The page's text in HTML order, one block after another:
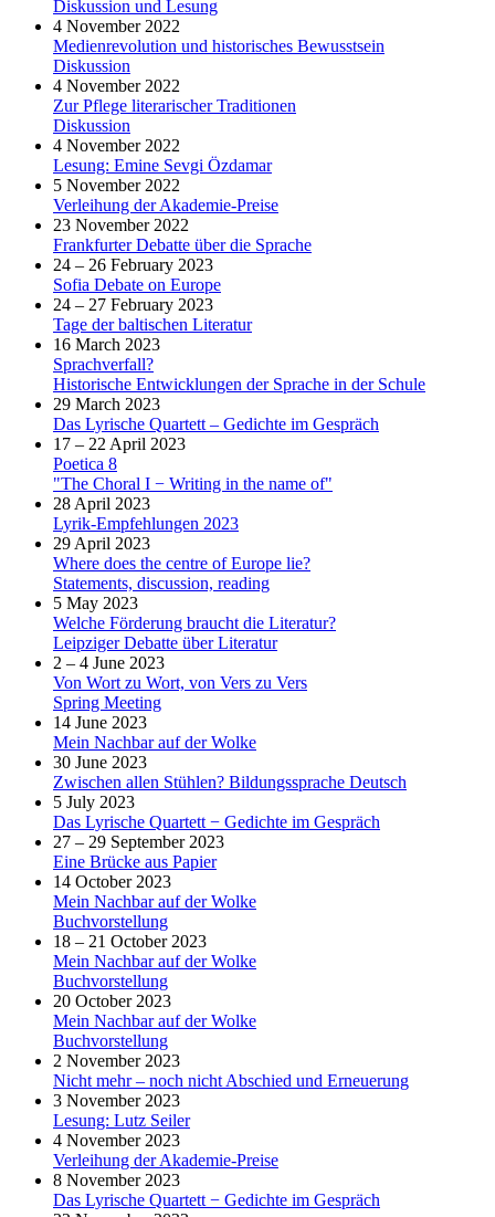
Diskussion und Lesung
4 November 2022
Medienrevolution und historisches Bewusstsein
Diskussion
4 November 2022
Zur Pflege literarischer Traditionen
Diskussion
4 November 2022
Lesung: Emine Sevgi Özdamar
5 November 2022
Verleihung der Akademie-Preise
23 November 2022
Frankfurter Debatte über die Sprache
24 – 26 February 2023
Sofia Debate on Europe
24 – 27 February 2023
Tage der baltischen Literatur
16 March 2023
Sprachverfall?
Historische Entwicklungen der Sprache in der Schule
29 March 2023
Das Lyrische Quartett – Gedichte im Gespräch
17 – 22 April 2023
Poetica 8
"The Choral I − Writing in the name of"
28 April 2023
Lyrik-Empfehlungen 2023
29 April 2023
Where does the centre of Europe lie?
Statements, discussion, reading
5 May 2023
Welche Förderung braucht die Literatur?
Leipziger Debatte über Literatur
2 – 4 June 2023
Von Wort zu Wort, von Vers zu Vers
Spring Meeting
14 June 2023
Mein Nachbar auf der Wolke
30 June 2023
Zwischen allen Stühlen? Bildungssprache Deutsch
5 July 2023
Das Lyrische Quartett − Gedichte im Gespräch
27 – 29 September 2023
Eine Brücke aus Papier
14 October 2023
Mein Nachbar auf der Wolke
Buchvorstellung
18 – 21 October 2023
Mein Nachbar auf der Wolke
Buchvorstellung
20 October 2023
Mein Nachbar auf der Wolke
Buchvorstellung
2 November 2023
Nicht mehr – noch nicht Abschied und Erneuerung
3 November 2023
Lesung: Lutz Seiler
4 November 2023
Verleihung der Akademie-Preise
8 November 2023
Das Lyrische Quartett − Gedichte im Gespräch